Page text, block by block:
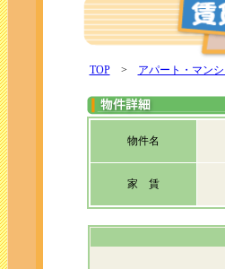
TOP> アパート・マン
物件名
家 賃